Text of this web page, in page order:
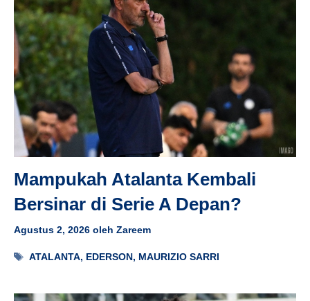
Mampukah Atalanta Kembali
Bersinar di Serie A Depan?
Agustus 2, 2026 oleh Zareem
Tag
ATALANTA, EDERSON, MAURIZIO SARRI